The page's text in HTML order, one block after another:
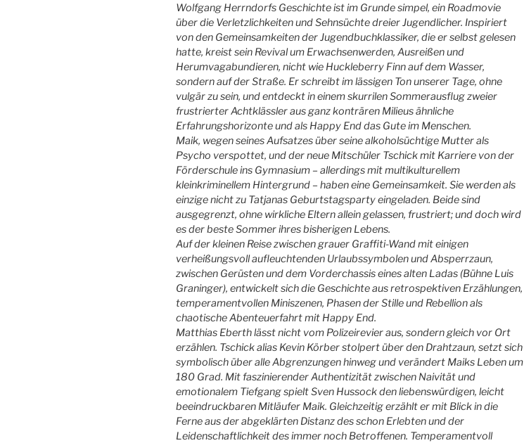
Wolfgang Herrndorfs Geschichte ist im Grunde simpel, ein Roadmovie
über die Verletzlichkeiten und Sehnsüchte dreier Jugendlicher. Inspiriert
von den Gemeinsamkeiten der Jugendbuchklassiker, die er selbst gelesen
hatte, kreist sein Revival um Erwachsenwerden, Ausreißen und
Herumvagabundieren, nicht wie Huckleberry Finn auf dem Wasser,
sondern auf der Straße. Er schreibt im lässigen Ton unserer Tage, ohne
vulgär zu sein, und entdeckt in einem skurrilen Sommerausflug zweier
frustrierter Achtklässler aus ganz konträren Milieus ähnliche
Erfahrungshorizonte und als Happy End das Gute im Menschen.
Maik, wegen seines Aufsatzes über seine alkoholsüchtige Mutter als
Psycho verspottet, und der neue Mitschüler Tschick mit Karriere von der
Förderschule ins Gymnasium – allerdings mit multikulturellem
kleinkriminellem Hintergrund – haben eine Gemeinsamkeit. Sie werden als
einzige nicht zu Tatjanas Geburtstagsparty eingeladen. Beide sind
ausgegrenzt, ohne wirkliche Eltern allein gelassen, frustriert; und doch wird
es der beste Sommer ihres bisherigen Lebens.
Auf der kleinen Reise zwischen grauer Graffiti-Wand mit einigen
verheißungsvoll aufleuchtenden Urlaubssymbolen und Absperrzaun,
zwischen Gerüsten und dem Vorderchassis eines alten Ladas (Bühne Luis
Graninger), entwickelt sich die Geschichte aus retrospektiven Erzählungen,
temperamentvollen Miniszenen, Phasen der Stille und Rebellion als
chaotische Abenteuerfahrt mit Happy End.
Matthias Eberth lässt nicht vom Polizeirevier aus, sondern gleich vor Ort
erzählen. Tschick alias Kevin Körber stolpert über den Drahtzaun, setzt sich
symbolisch über alle Abgrenzungen hinweg und verändert Maiks Leben um
180 Grad. Mit faszinierender Authentizität zwischen Naivität und
emotionalem Tiefgang spielt Sven Hussock den liebenswürdigen, leicht
beeindruckbaren Mitläufer Maik. Gleichzeitig erzählt er mit Blick in die
Ferne aus der abgeklärten Distanz des schon Erlebten und der
Leidenschaftlichkeit des immer noch Betroffenen. Temperamentvoll